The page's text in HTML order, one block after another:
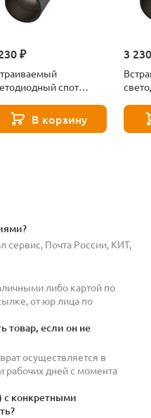
₽
спот
L12W4K-W-B
В корзину
3
сервис, Почта России, КИТ,
либо картой по
от юр лица по
товар, если он не
осуществляется в
рабочих дней с момента
с конкретными